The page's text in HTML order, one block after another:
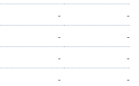
-
-
-
-
-
-
-
-